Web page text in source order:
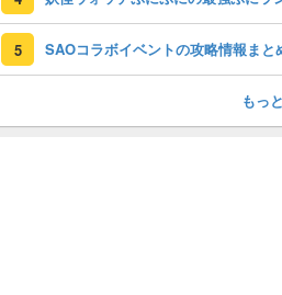
5 SAOコラボイベントの攻略情報まと
もっ